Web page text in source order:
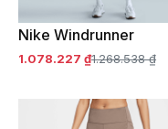
Nike Windrunner
1.078.227 ₫1.268.538 ₫